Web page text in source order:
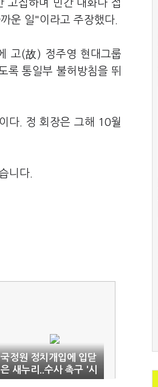
고집하며 민간 대화나 접
운 일"이라고 주장했다.
고(故) 정주영 현대그룹
통일부 불허방침을 뛰
다. 정 회장은 그해 10월
니다.
국정원 정치개입에 입닫
은 새누리..수사 촉구 '시
늉만'